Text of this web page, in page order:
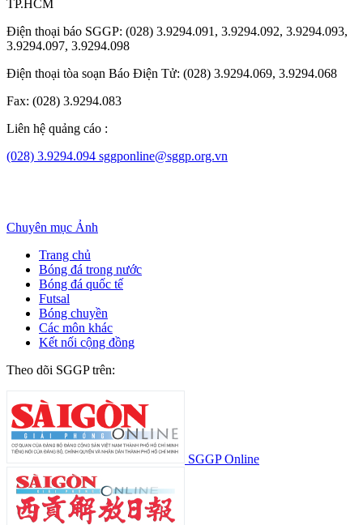
TP.HCM
Điện thoại báo SGGP: (028) 3.9294.091, 3.9294.092, 3.9294.093,
3.9294.097, 3.9294.098
Điện thoại tòa soạn Báo Điện Tử: (028) 3.9294.069, 3.9294.068
Fax: (028) 3.9294.083
Liên hệ quảng cáo :
(028) 3.9294.094 sggponline@sggp.org.vn
Chuyên mục Ảnh
Trang chủ
Bóng đá trong nước
Bóng đá quốc tế
Futsal
Bóng chuyền
Các môn khác
Kết nối cộng đồng
Theo dõi SGGP trên:
SGGP Online